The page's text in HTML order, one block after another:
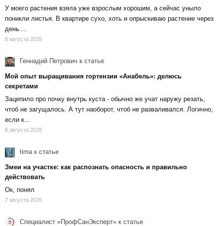
У моего растения взяла уже взрослым хорошим, а сейчас уныло
поникли листья. В квартире сухо, хоть и опрыскиваю растение через
день....
8 августа 2026
Геннадий Петрович к статье
Мой опыт выращивания гортензии «Анабель»: делюсь
секретами
Зацепило про почку внутрь куста - обычно же учат наружу резать,
чтоб не загущалось. А тут наоборот, чтоб не разваливался. Логично,
если к...
8 августа 2026
timaк статье
Змеи на участке: как распознать опасность и правильно
действовать
Ок, понял
7 августа 2026
Специалист «ПрофСанЭксперт» к статье